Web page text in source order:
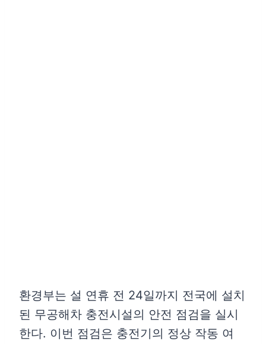
환경부는 설 연휴 전 24일까지 전국에 설치
된 무공해차 충전시설의 안전 점검을 실시
한다. 이번 점검은 충전기의 정상 작동 여